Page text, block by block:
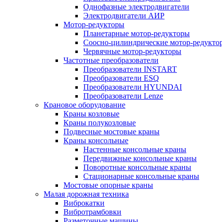
Однофазные электродвигатели
Электродвигатели АИР
Мотор-редукторы
Планетарные мотор-редукторы
Соосно-цилиндрические мотор-
Червячные мотор-редукторы
Частотные преобразователи
Преобразователи INSTART
Преобразователи ESQ
Преобразователи HYUNDAI
Преобразователи Lenze
Крановое оборудование
Краны козловые
Краны полукозловые
Подвесные мостовые краны
Краны консольные
Настенные консольные краны
Передвижные консольные краны
Поворотные консольные краны
Стационарные консольные краны
Мостовые опорные краны
Малая дорожная техника
Виброкатки
Вибротрамбовки